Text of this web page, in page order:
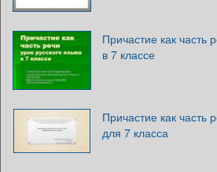
Причастие как часть
в 7 классе
Причастие как часть
для 7 класса